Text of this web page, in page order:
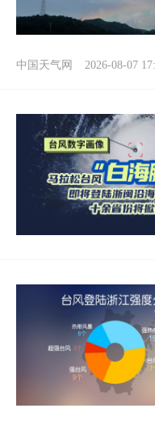
中国天气网 2026-08-07